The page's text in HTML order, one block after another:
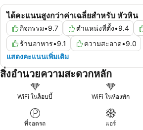
ได้คะแนนสูงกว่าค่าเฉลี่ยสำหรับ หัวหิน
กิจกรรม•9.7 ตำแหน่งที่ตั้ง•9.4
ร้านอาหาร•9.1 ความสะอาด•9.0
แสดงคะแนนเพิ่มเติม
สิ่งอำนวยความสะดวกหลัก
WiFi ในล็อบบี้ WiFi ในห้องพัก
ที่จอดรถ แอร์